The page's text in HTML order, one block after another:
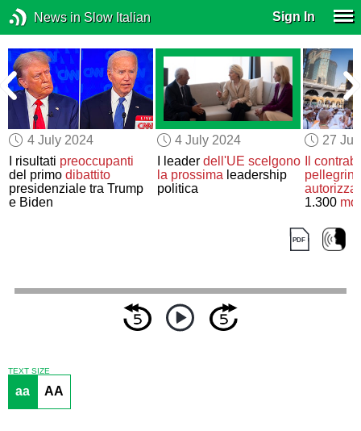
News in Slow Italian Sign In
4 July 2024
I risultati preoccupanti
del primodibattito
presidenziale tra Trump
e Biden
4 July 2024
I leader dell'UE scelgono
la prossimaleadership
politica
27
Il
pellegrini
1.300
TEXT SIZE
aa AA